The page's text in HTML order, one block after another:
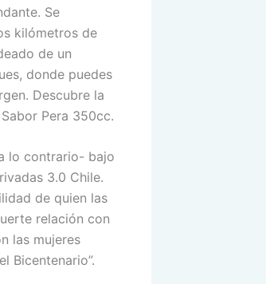
Se
kilómetros de
de un
donde puedes
Descubre la
Pera 350cc.
lo contrario- bajo
3.0 Chile.
de quien las
relación con
las mujeres
Bicentenario”.